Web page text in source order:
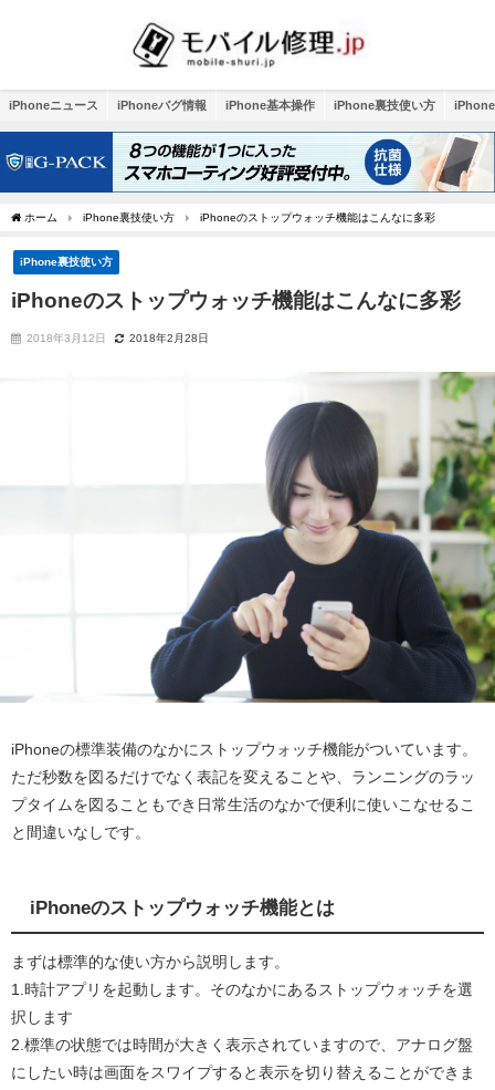
iPhoneニュース iPhoneバグ情報 iPhone基本操作 iPhone裏技使い方
ホーム iPhone裏技使い方 iPhoneのストップウォッチ機能はこんなに多彩
iPhone裏技使い方
iPhoneのストップウォッチ機能はこんなに多彩
2018年3月12日 2018年2月28日
iPhoneの標準装備のなかにストップウォッチ機能がついています。
ただ秒数を図るだけでなく表記を変えることや、ランニングのラッ
プタイムを図ることもでき日常生活のなかで便利に使いこなせるこ
と間違いなしです。
iPhoneのストップウォッチ機能とは
まずは標準的な使い方から説明します。
1.時計アプリを起動します。そのなかにあるストップウォッチを選
択します
2.標準の状態では時間が大きく表示されていますので、アナログ盤
にしたい時は画面をスワイプすると表示を切り替えることができま